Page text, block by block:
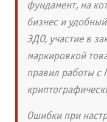
фундамент, на
бизнес и
ЭДО, участие в
маркировкой
правил работы с
Ошибки при